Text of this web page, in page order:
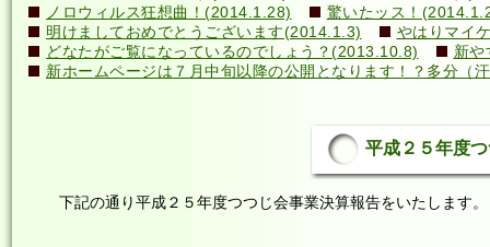
ノロウィルス狂想曲！(2014.1.28)
驚いたッス！
明けましておめでとうございます(2014.1.3)
やはりマイ
どなたがご覧になっているのでしょう？(2013.10.8)
新や
新ホームページは７月中旬以降の公開となります！？多分
平成２５年度
下記の通り平成２５年度つつじ会事業決算報告をいたします。